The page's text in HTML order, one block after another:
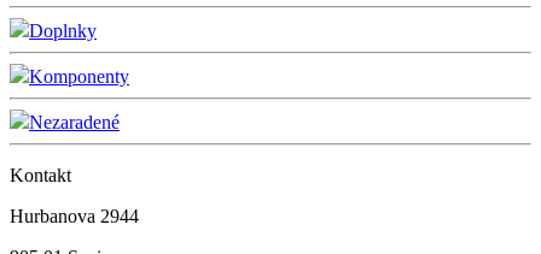
Doplnky
Komponenty
Nezaradené
Kontakt
Hurbanova 2944